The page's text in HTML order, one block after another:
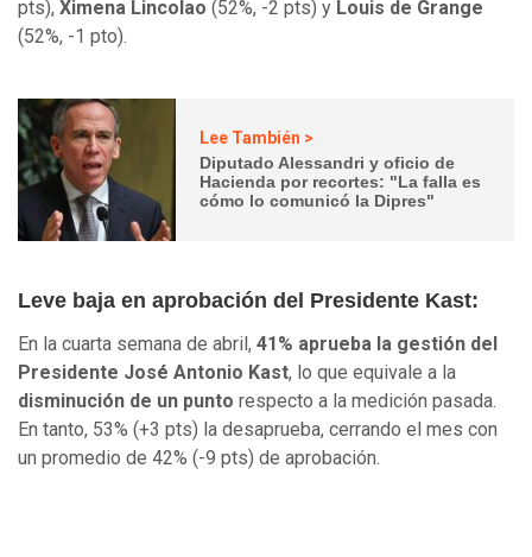
pts), Ximena Lincolao (52%, -2 pts) y Louis de Grange
(52%, -1 pto).
Lee También >
Diputado Alessandri y oficio de
Hacienda por recortes: "La falla es
cómo lo comunicó la Dipres"
Leve baja en aprobación del Presidente Kast:
En la cuarta semana de abril, 41% aprueba la gestión del
Presidente José Antonio Kast, lo que equivale a la
disminución de un punto respecto a la medición pasada.
En tanto, 53% (+3 pts) la desaprueba, cerrando el mes con
un promedio de 42% (-9 pts) de aprobación.